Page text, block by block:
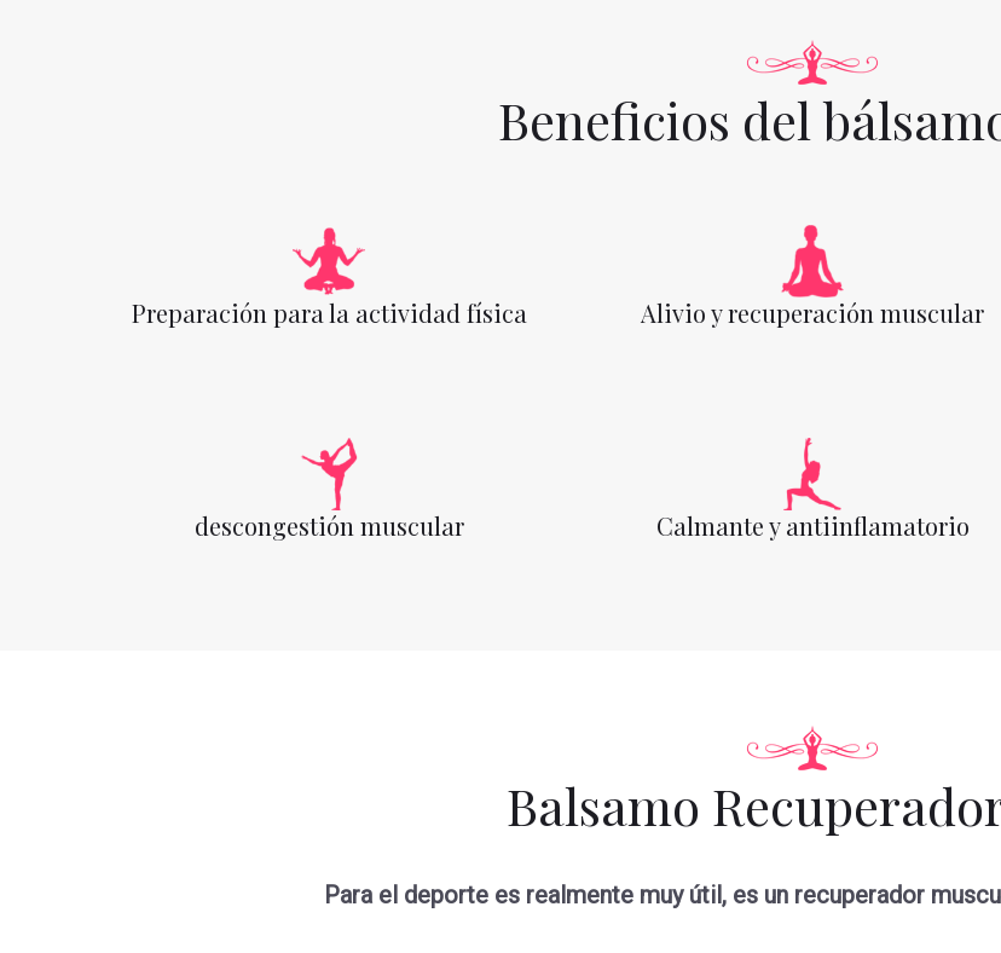
Beneficios del
Preparación para la actividad física Alivio y recuperación muscular
descongestión muscular Calmante y antiinflamatorio
Balsamo
Para el deporte es realmente muy útil, es un recuperador